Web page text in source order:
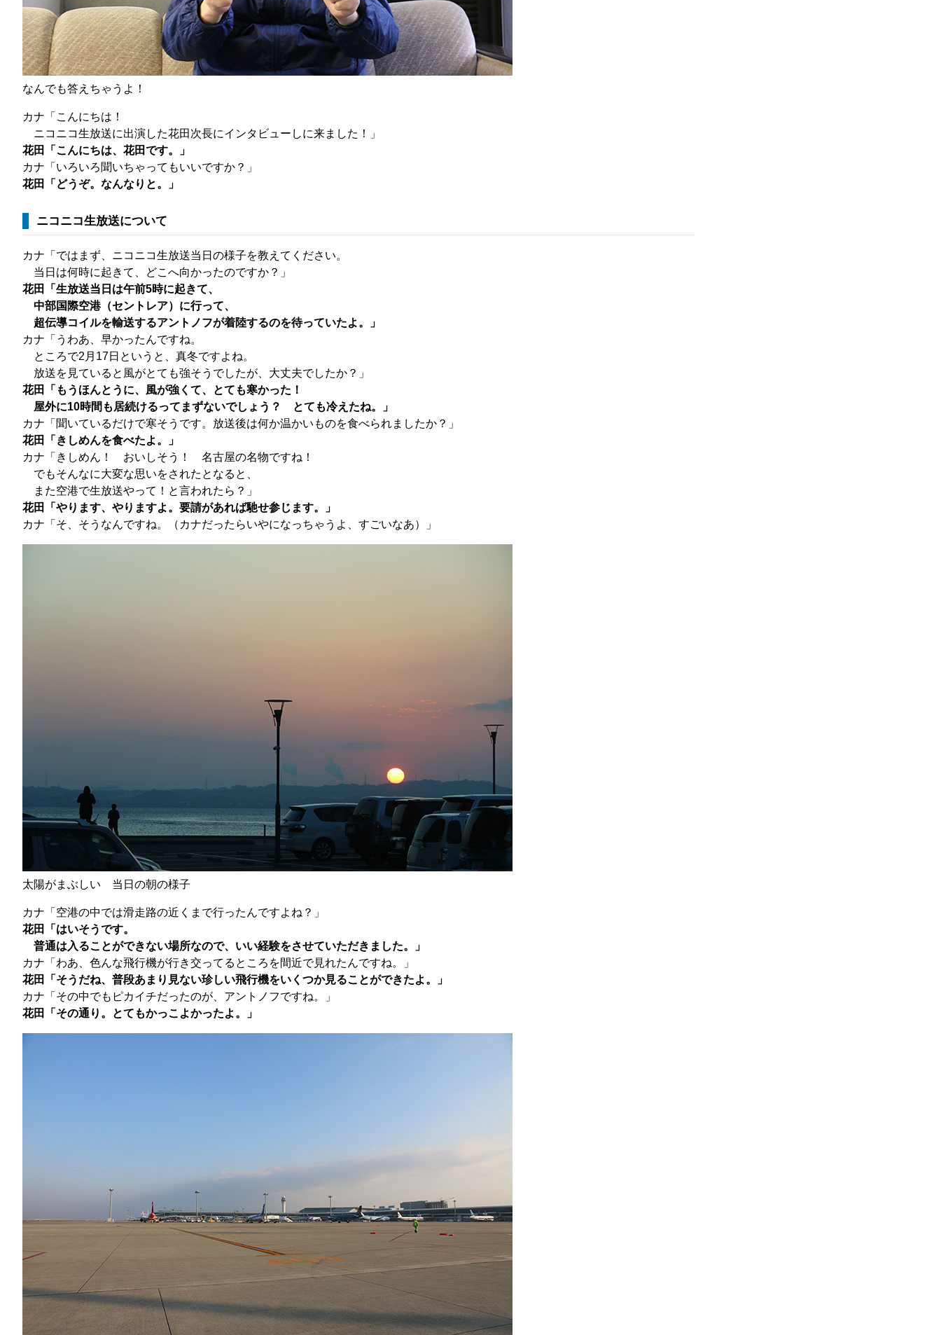
なんでも答えちゃうよ！
カナ「こんにちは！
ニコニコ生放送に出演した花田次長にインタビューしに来ました！」
花田「こんにちは、花田です。」
カナ「いろいろ聞いちゃってもいいですか？」
花田「どうぞ。なんなりと。」
ニコニコ生放送について
カナ「ではまず、ニコニコ生放送当日の様子を教えてください。
当日は何時に起きて、どこへ向かったのですか？」
花田「生放送当日は午前5時に起きて、
中部国際空港（セントレア）に行って、
超伝導コイルを輸送するアントノフが着陸するのを待っていたよ。」
カナ「うわあ、早かったんですね。
ところで2月17日というと、真冬ですよね。
放送を見ていると風がとても強そうでしたが、大丈夫でしたか？」
花田「もうほんとうに、風が強くて、とても寒かった！
屋外に10時間も居続けるってまずないでしょう？ とても冷えたね。」
カナ「聞いているだけで寒そうです。放送後は何か温かいものを食べられましたか？」
花田「きしめんを食べたよ。」
カナ「きしめん！ おいしそう！ 名古屋の名物ですね！
でもそんなに大変な思いをされたとなると、
また空港で生放送やって！と言われたら？」
花田「やります、やりますよ。要請があれば馳せ参じます。」
カナ「そ、そうなんですね。（カナだったらいやになっちゃうよ、すごいなあ）」
太陽がまぶしい 当日の朝の様子
カナ「空港の中では滑走路の近くまで行ったんですよね？」
花田「はいそうです。
普通は入ることができない場所なので、いい経験をさせていただきました。」
カナ「わあ、色んな飛行機が行き交ってるところを間近で見れたんですね。」
花田「そうだね、普段あまり見ない珍しい飛行機をいくつか見ることができたよ。」
カナ「その中でもピカイチだったのが、アントノフですね。」
花田「その通り。とてもかっこよかったよ。」